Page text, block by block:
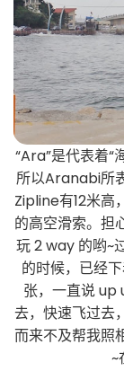
“Ara”是代表着“
所以Aranabi所
Zipline有12米高
的高空滑索。担
玩 2 way 的哟~
的时候，已经
张，一直说 up
去，快速飞过去
而来不及帮我照
~